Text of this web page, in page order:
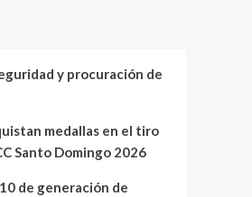
y procuración de
medallas en el tiro
Santo Domingo 2026
de generación de